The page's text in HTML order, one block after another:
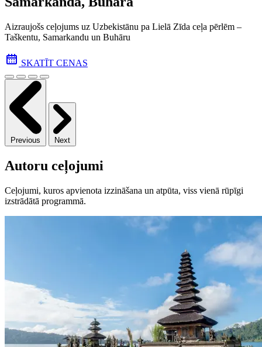
Aizraujošs ceļojums uz Uzbekistānu pa Lielā Zīda ceļa pēr­lēm –
Taškentu, Samarkandu un Buhāru
SKATĪT CENAS
Previous Next
Autoru ceļojumi
Ceļojumi, kuros apvienota izzināšana un atpūta, viss vienā rūpīgi
izstrādātā programmā.